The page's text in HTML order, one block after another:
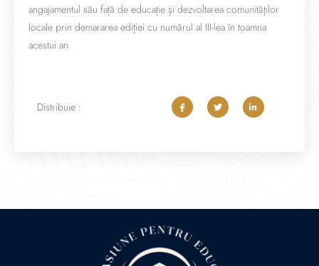
angajamentul său față de educație și dezvoltarea comunităților
locale prin demararea ediției cu numărul al III-lea în toamna
acestui an.
Distribuie :